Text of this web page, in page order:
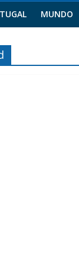
MUNDO